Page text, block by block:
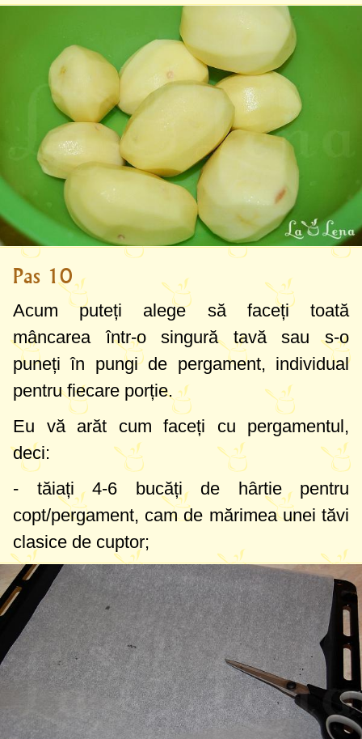
Pas 10
Acum puteți alege să faceți toată
mâncarea într-o singură tavă sau s-o
puneți în pungi de pergament, individual
pentru fiecare porție.
Eu vă arăt cum faceți cu pergamentul,
deci:
- tăiați 4-6 bucăți de hârtie pentru
copt/pergament, cam de mărimea unei tăvi
clasice de cuptor;